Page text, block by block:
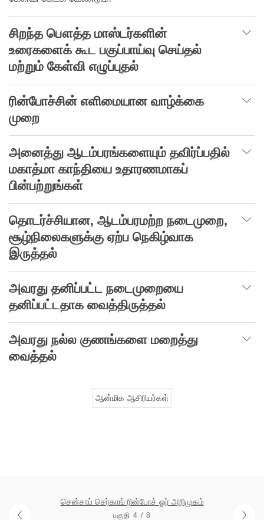
சிறந்த பௌத்த மாஸ்டர்களின்
உரைகளைக் கூட பகுப்பாய்வு செய்தல்
மற்றும் கேள்வி எழுப்புதல்
ரின்போச்சின் எளிமையான வாழ்க்கை
முறை
அனைத்து ஆடம்பரங்களையும் தவிர்ப்பதில்
மகாத்மா காந்தியை உதாரணமாகப்
பின்பற்றுங்கள்
தொடர்ச்சியான, ஆடம்பரமற்ற நடைமுறை,
சூழ்நிலைகளுக்கு ஏற்ப நெகிழ்வாக
இருத்தல்
அவரது தனிப்பட்ட நடைமுறையை
தனிப்பட்டதாக வைத்திருத்தல்
அவரது நல்ல குணங்களை மறைத்து
வைத்தல்
ஆன்மிக ஆசிரியர்கள்
சென்சாப் செர்காங் ரின்போச் ஓர் அறிமுகம்
பகுதி 4 / 8